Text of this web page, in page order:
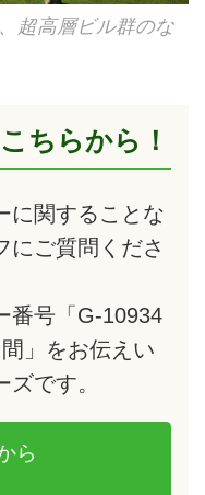
超高層ビル群のな
ちらから！
に関することな
にご質問くださ
番号「G-10934
」をお伝えい
です。
ら